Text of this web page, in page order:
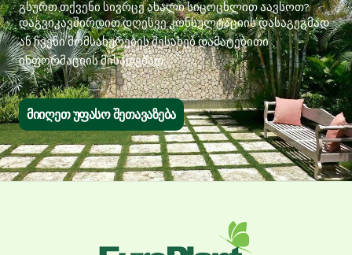
გსურთ თქვენი სივრცე ახალი სიცოცხლით აავსოთ?
დაგვიკავშირდით დღესვე კონსულტაციის დასაგეგმად
ან ჩვენი მომსახურების შესახებ დამატებითი
ინფორმაციის მისაღებად.
მიიღეთ უფასო შეთავაზება